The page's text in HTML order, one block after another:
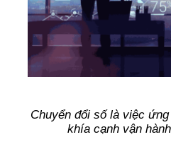
Chuyển đổi số là việc
khía cạnh vận